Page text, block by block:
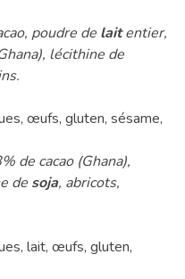
poudre de laitentier,
lécithine de
œufs, gluten, sésame,
de cacao (Ghana),
de soja, abricots,
lait, œufs, gluten,